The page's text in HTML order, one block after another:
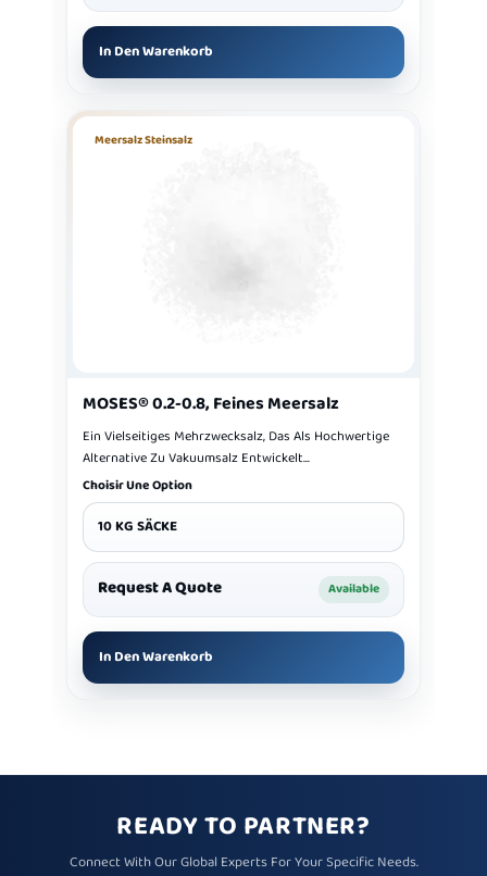
In Den Warenkorb
Meersalz Steinsalz
MOSES® 0.2-0.8, Feines Meersalz
Ein Vielseitiges Mehrzwecksalz, Das Als Hochwertige
Alternative Zu Vakuumsalz Entwickelt...
Choisir Une Option
10 KG SÄCKE
Request A Quote Available
In Den Warenkorb
READY TO PARTNER?
Connect With Our Global Experts For Your Specific Needs.